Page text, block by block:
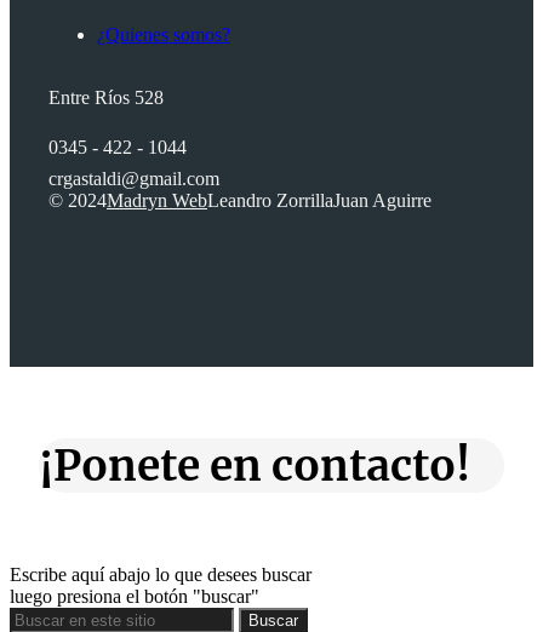
¿Quienes somos?
Entre Ríos 528
0345 - 422 - 1044
crgastaldi@gmail.com
© 2024Madryn WebLeandro ZorrillaJuan Aguirre
¡Ponete en contacto!
Escribe aquí abajo lo que desees buscar
luego presiona el botón "buscar"
Buscar
Buscar